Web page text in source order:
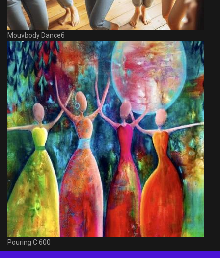
Mouvbody Dance6
Pouring C 600